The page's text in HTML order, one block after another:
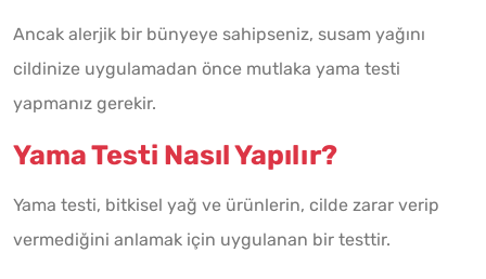
Ancak alerjik bir bünyeye sahipseniz, susam yağını
cildinize uygulamadan önce mutlaka yama testi
yapmanız gerekir.
Yama Testi Nasıl Yapılır?
Yama testi, bitkisel yağ ve ürünlerin, cilde zarar verip
vermediğini anlamak için uygulanan bir testtir.